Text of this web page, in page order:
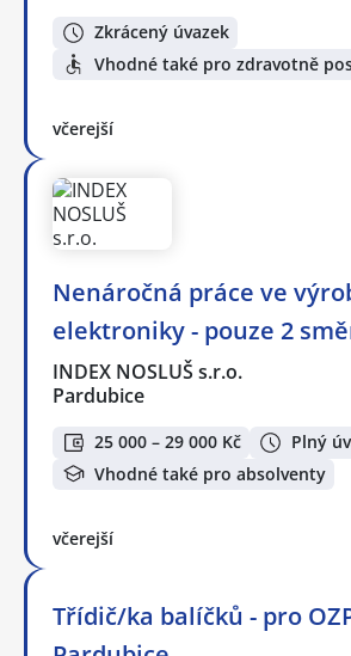
Zkrácený úvazek
Vhodné také pro zdravotně
včerejší
Nenáročná práce ve
elektroniky - pouze 2
INDEX NOSLUŠ s.r.o.
Pardubice
25 000 – 29 000 Kč
Plný
Vhodné také pro absolventy
včerejší
Třídič/ka balíčků - pro